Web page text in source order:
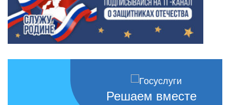
Решаем вместе